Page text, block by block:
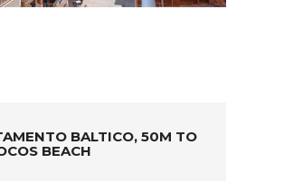
BALTICO, 50M TO
BEACH